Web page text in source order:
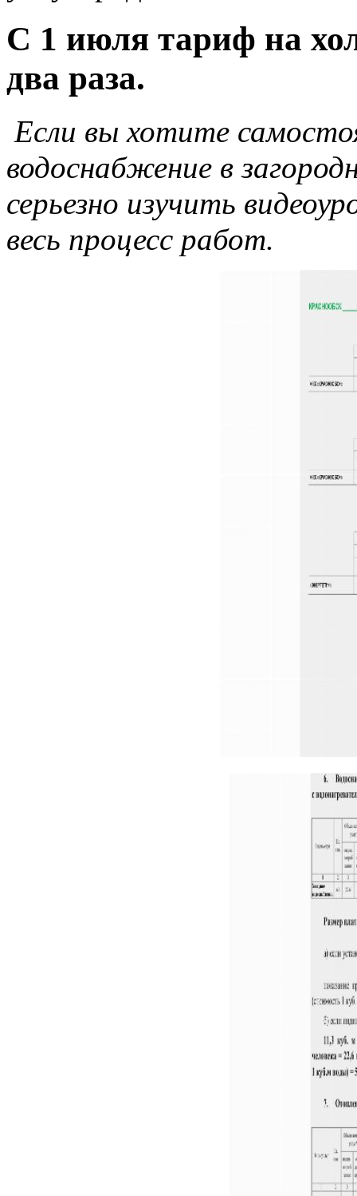
С 1 июля тариф на
два раза.
Если вы хотите
водоснабжение в
серьезно изучить
весь процесс работ.